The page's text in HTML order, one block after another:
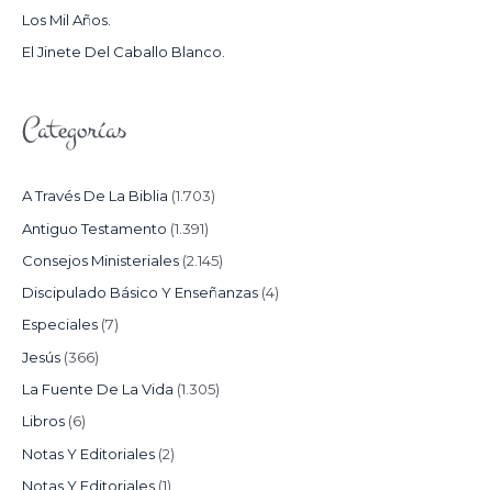
:Los Mil Años.
El Jinete Del Caballo Blanco.
Categorías
A Través De La Biblia (1.703)
Antiguo Testamento (1.391)
Consejos Ministeriales (2.145)
Discipulado Básico Y Enseñanzas (4)
Especiales (7)
Jesús (366)
La Fuente De La Vida (1.305)
Libros (6)
Notas Y Editoriales (2)
Notas Y Editoriales (1)